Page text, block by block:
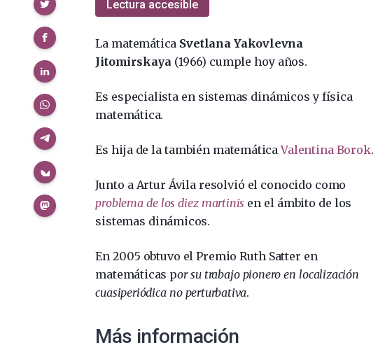
Lectura accesible
La matemática Svetlana Yakovlevna
Jitomirskaya (1966) cumple hoy años.
Es especialista en sistemas dinámicos y física
matemática.
Es hija de la también matemáticaValentina Borok.
Junto a Artur Ávila resolvió el conocido como
problema de los diez martinis en el ámbito de los
sistemas dinámicos.
En 2005 obtuvo el Premio Ruth Satter en
matemáticas por su trabajo pionero en localización
cuasiperiódica no perturbativa.
Más información